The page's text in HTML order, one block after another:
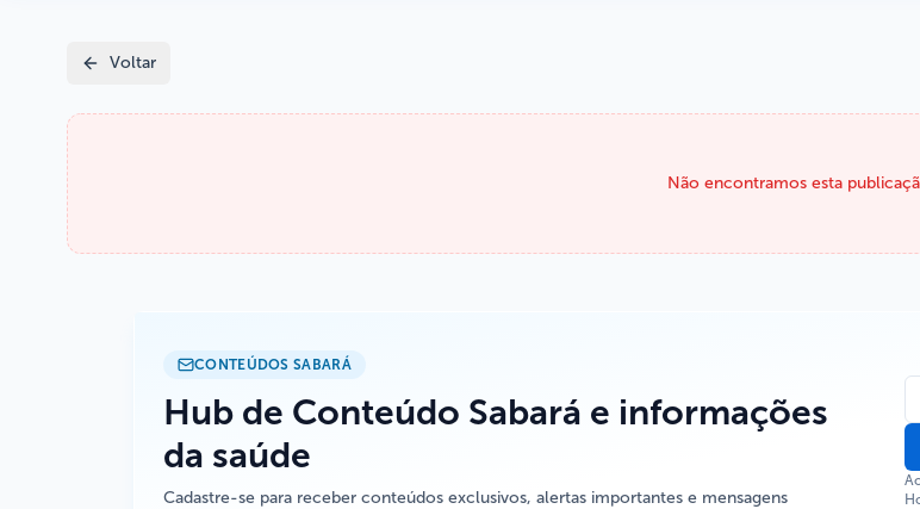
Voltar
Não encontramos esta
CONTEÚDOS SABARÁ
Hub de Conteúdo Sabará e informações
da saúde
Cadastre-se para receber conteúdos exclusivos, alertas importantes e mensagens